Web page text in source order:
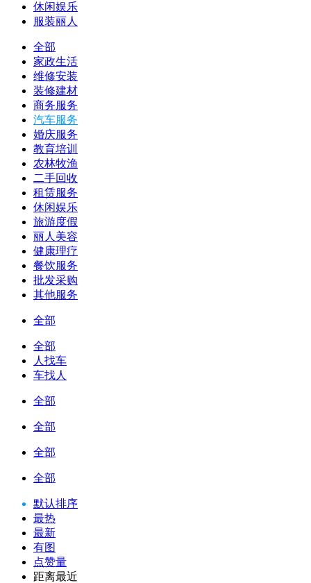
休闲娱乐
服装丽人
全部
家政生活
维修安装
装修建材
商务服务
汽车服务
婚庆服务
教育培训
农林牧渔
二手回收
租赁服务
休闲娱乐
旅游度假
丽人美容
健康理疗
餐饮服务
批发采购
其他服务
全部
全部
人找车
车找人
全部
全部
全部
全部
默认排序
最热
最新
有图
点赞量
距离最近